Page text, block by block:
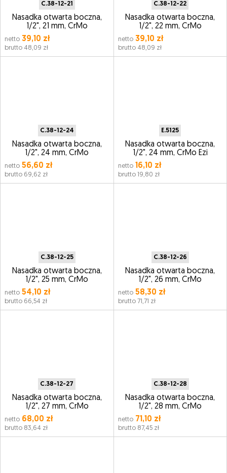
C.38-12-21
Nasadka otwarta boczna,
1/2", 21 mm, CrMo
netto 39,10 zł
brutto 48,09 zł
C.38-12-22
Nasadka otwarta boczna,
1/2", 22 mm, CrMo
netto39,10 zł
brutto 48,09 zł
C.38-12-24
Nasadka otwarta boczna,
1/2", 24 mm, CrMo
netto 56,60 zł
brutto 69,62 zł
E.5125
Nasadka otwarta boczna,
1/2", 24 mm, CrMo Ezi
netto16,10 zł
brutto 19,80 zł
C.38-12-25
Nasadka otwarta boczna,
1/2", 25 mm, CrMo
netto 54,10 zł
brutto 66,54 zł
C.38-12-26
Nasadka otwarta boczna,
1/2", 26 mm, CrMo
netto58,30 zł
brutto 71,71 zł
C.38-12-27
Nasadka otwarta boczna,
1/2", 27 mm, CrMo
netto 68,00 zł
brutto 83,64 zł
C.38-12-28
Nasadka otwarta boczna,
1/2", 28 mm, CrMo
netto71,10 zł
brutto 87,45 zł